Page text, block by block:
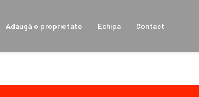
Adaugă o proprietate Echipa Contact